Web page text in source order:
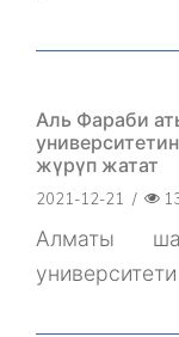
Аль Фараби
жүрүп жатат
2021-12-21 /
Алматы
университети ...